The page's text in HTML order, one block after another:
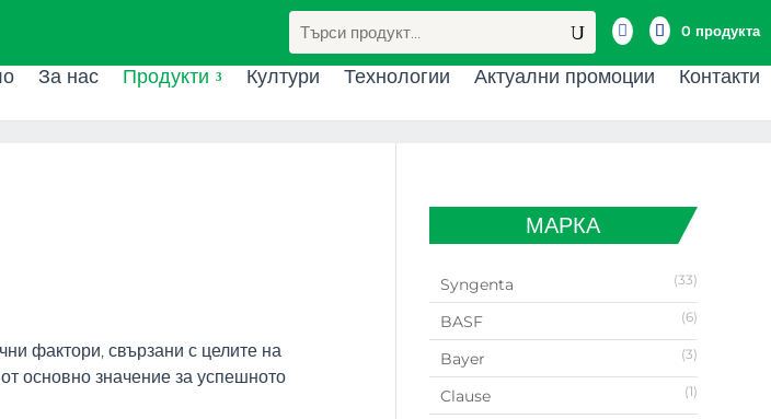

Търсене
за:
0 продукта
За нас Продукти Култури Технологии Актуални промоции Контакти
фактори, свързани с целите на
основно значение за успешното
МАРКА
Syngenta (33)
BASF (6)
Bayer (3)
Clause (1)